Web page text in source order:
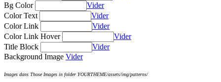
Bg Color
Vider
Color Text
Vider
Color Link
Vider
Color Link Hover
Vider
Title Block
Vider
Background Image Vider
Images dans Those Images in folder YOURTHEME/assets/img/patterns/